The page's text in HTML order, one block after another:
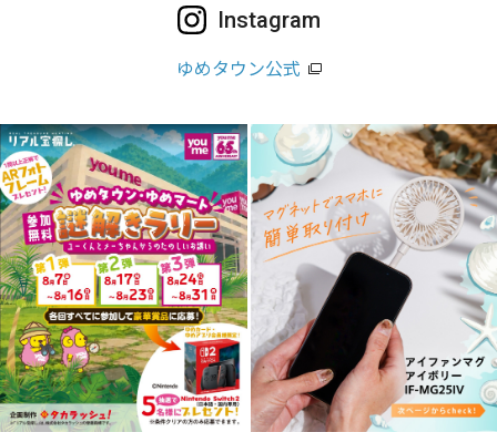
Instagram
ゆめタウン公式